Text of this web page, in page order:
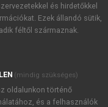
akcióiról.
újdonságairól,
tudomásul
a szotar.netés a
és hirdetőkkel
Ezek állandó sütik,
féltől származnak.
(mindig szükséges)
oldalunkon történő
és a felhasználók